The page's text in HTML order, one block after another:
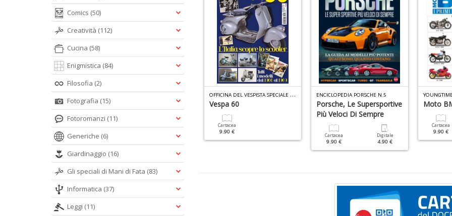
Y
OUNGTIMER & RETRO MONOGRAFIE N.1
4.90 €
12.90 € 5.90 €
O
FFICINA DEL VESPISTA SPECIALE N.2
Vespa 60
Cartacea
9.90 €
ENCICLOPEDIA PORSCHE N.5
Porsche, Le Supersportive
Più Veloci Di Sempre
Cartacea
9.90 €
Digitale
4.90 €
Moto
Cartacea
9.90 €
Comics (50)
Creatività (112)
Cucina (58)
Enigmistica (84)
Filosofia (2)
Fotografia (15)
Fotoromanzi (11)
Generiche (6)
Giardinaggio (16)
Gli speciali di Mani di Fata (83)
Informatica (37)
Leggi (11)